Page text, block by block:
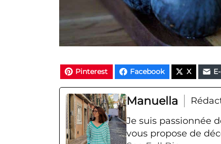
Pinterest Facebook X
Manuella
Je suis passionnée
vous propose de